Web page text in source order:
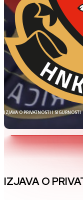
IZJAVA O PRIVATNOSTI I SIGURNOSTI
IZJAVA O